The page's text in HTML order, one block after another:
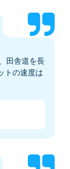
田舎道を長
トの速度は